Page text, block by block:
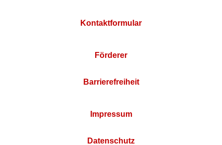
Kontaktformular
Förderer
Barrierefreiheit
Impressum
Datenschutz